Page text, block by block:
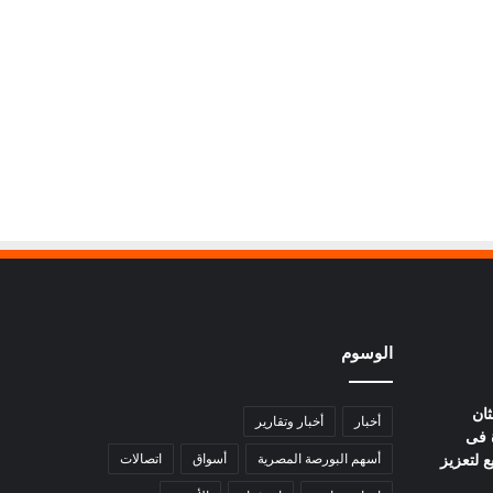
فى
لتعزيز
الوسوم
أخبار أخبار وتقارير
أسهم البورصة المصرية أسواق اتصالات